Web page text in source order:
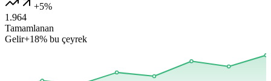
+5%
1.964
Tamamlanan
Gelir+18% bu çeyrek